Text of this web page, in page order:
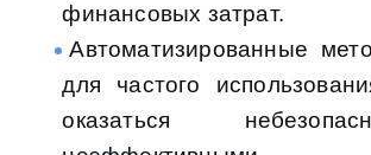
финансовых затрат.
Автоматизированные
для частого
оказаться